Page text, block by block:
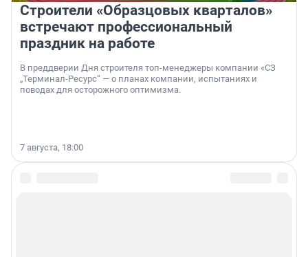
Строители «Образцовых кварталов»
встречают профессиональный
праздник на работе
В преддверии Дня строителя топ-менеджеры компании «СЗ
„Терминал-Ресурс“ — о планах компании, испытаниях и
поводах для осторожного оптимизма.
7 августа, 18:00